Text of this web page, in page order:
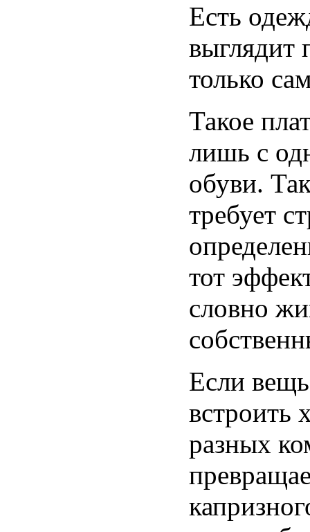
Есть
выглядит
только
Такое
лишь с
обуви.
требует
тот
словно
Если
встроить
разных